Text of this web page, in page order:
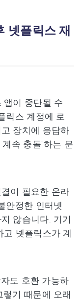
넷플릭스 재
앱이 중단될 수
릭스 계정에 로
장치에 응답하
계속 충돌"하는 문
이 필요한 온라
안정한 인터넷
않습니다. 기기
넷플릭스가 계
도 호환 가능하
기 때문에 오래